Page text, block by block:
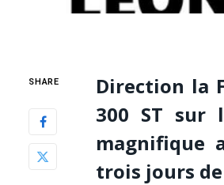
SHARE
Direction la
300 ST sur
magnifique
trois jours